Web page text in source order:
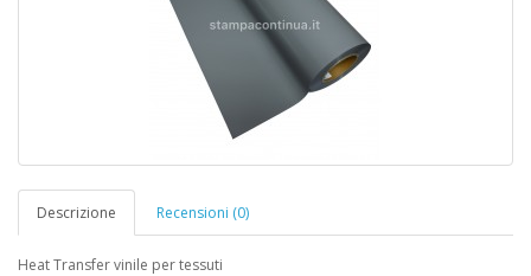
Descrizione Recensioni (0)
Heat Transfer vinile per tessuti